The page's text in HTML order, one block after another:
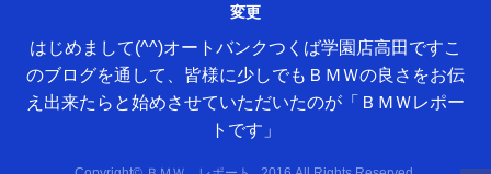
変更
はじめまして(^^)オートバンクつくば学園店高田ですこ
のブログを通して、皆様に少しでもＢＭＷの良さをお伝
え出来たらと始めさせていただいたのが「ＢＭＷレポー
トです」